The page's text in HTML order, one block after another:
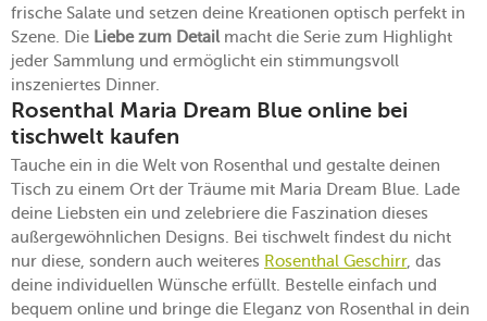
frische Salate und setzen deine Kreationen optisch perfekt in
Szene. Die Liebe zum Detail macht die Serie zum Highlight
jeder Sammlung und ermöglicht ein stimmungsvoll
inszeniertes Dinner.
Rosenthal Maria Dream Blue online bei
tischwelt kaufen
Tauche ein in die Welt von Rosenthal und gestalte deinen
Tisch zu einem Ort der Träume mit Maria Dream Blue. Lade
deine Liebsten ein und zelebriere die Faszination dieses
außergewöhnlichen Designs. Bei tischwelt findest du nicht
nur diese, sondern auch weiteres Rosenthal Geschirr, das
deine individuellen Wünsche erfüllt. Bestelle einfach und
bequem online und bringe die Eleganz von Rosenthal in dein